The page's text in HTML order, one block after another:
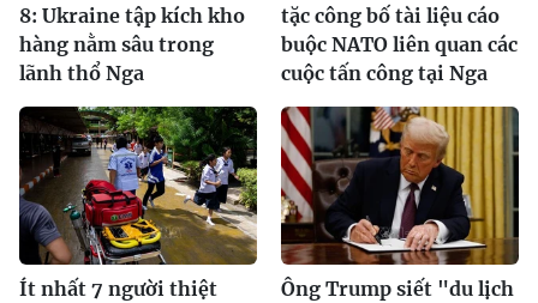
8: Ukraine tập kích kho
hàng nằm sâu trong
lãnh thổ Nga
tặc công bố tài liệu cáo
buộc NATO liên quan các
cuộc tấn công tại Nga
Ít nhất 7 người thiệt
Ông Trump siết "du lịch